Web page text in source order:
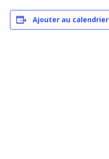
Ajouter au calendrier